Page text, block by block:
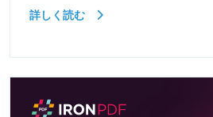
詳しく読む